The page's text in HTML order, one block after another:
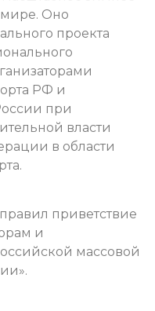
Оно
проекта
РФ и
при
власти
в области
приветствие
и
массовой